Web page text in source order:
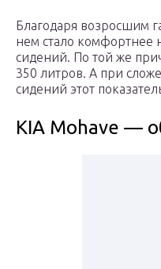
Благодаря возросшим
нем стало комфортнее
сидений. По той же
350 литров. А при
сидений этот
KIA Mohave —